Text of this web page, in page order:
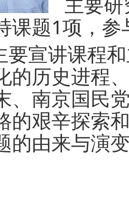
课题1项，
要宣讲课程
的历史进程
、南京国民
的艰辛探索
的由来与演